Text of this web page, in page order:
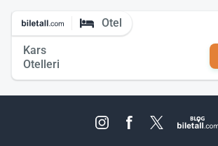
Otel
Kars
Otelleri